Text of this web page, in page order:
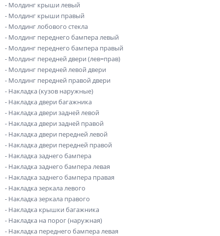
- Молдинг крыши левый
- Молдинг крыши правый
- Молдинг лобового стекла
- Молдинг переднего бампера левый
- Молдинг переднего бампера правый
- Молдинг передней двери (лев=прав)
- Молдинг передней левой двери
- Молдинг передней правой двери
- Накладка (кузов наружные)
- Накладка двери багажника
- Накладка двери задней левой
- Накладка двери задней правой
- Накладка двери передней левой
- Накладка двери передней правой
- Накладка заднего бампера
- Накладка заднего бампера левая
- Накладка заднего бампера правая
- Накладка зеркала левого
- Накладка зеркала правого
- Накладка крышки багажника
- Накладка на порог (наружная)
- Накладка переднего бампера левая